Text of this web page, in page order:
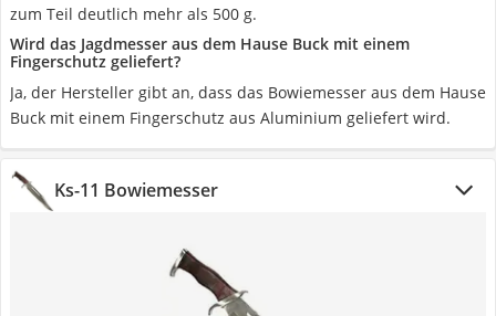
zum Teil deutlich mehr als 500 g.
Wird das Jagdmesser aus dem Hause Buck mit einem
Fingerschutz geliefert?
Ja, der Hersteller gibt an, dass das Bowiemesser aus dem Hause
Buck mit einem Fingerschutz aus Aluminium geliefert wird.
Ks-11 Bowiemesser